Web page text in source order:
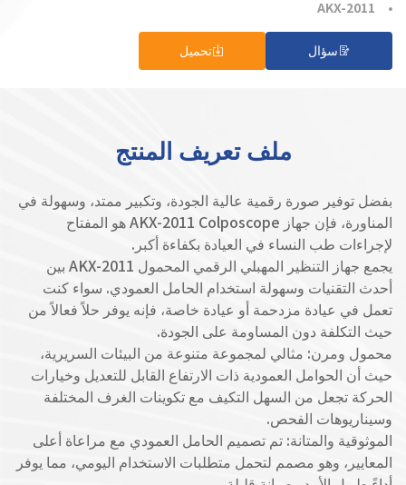
AKX-2011
سؤال تحميل
ملف تعريف المنتج
بفضل توفير صورة رقمية عالية الجودة، وتكبير ممتد، وسهولة في
المناورة، فإن جهاز AKX-2011 Colposcope هو المفتاح
لإجراءات طب النساء في العيادة بكفاءة أكبر.
يجمع جهاز التنظير المهبلي الرقمي المحمول AKX-2011 بين
أحدث التقنيات وسهولة استخدام الحامل العمودي. سواء كنت
تعمل في عيادة مزدحمة أو عيادة خاصة، فإنه يوفر حلاً فعالاً من
حيث التكلفة دون المساومة على الجودة.
محمول ومرن: مثالي لمجموعة متنوعة من البيئات السريرية،
حيث أن الحوامل العمودية ذات الارتفاع القابل للتعديل وخيارات
الحركة تجعل من السهل التكيف مع تكوينات الغرف المختلفة
وسيناريوهات الفحص.
الموثوقية والمتانة: تم تصميم الحامل العمودي مع مراعاة أعلى
المعايير، وهو مصمم لتحمل متطلبات الاستخدام اليومي، مما يوفر